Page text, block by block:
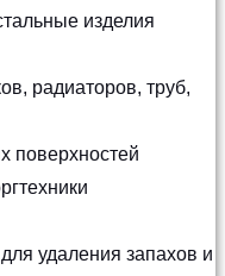
изделия
радиаторов, труб,
поверхностей
удаления запахов и